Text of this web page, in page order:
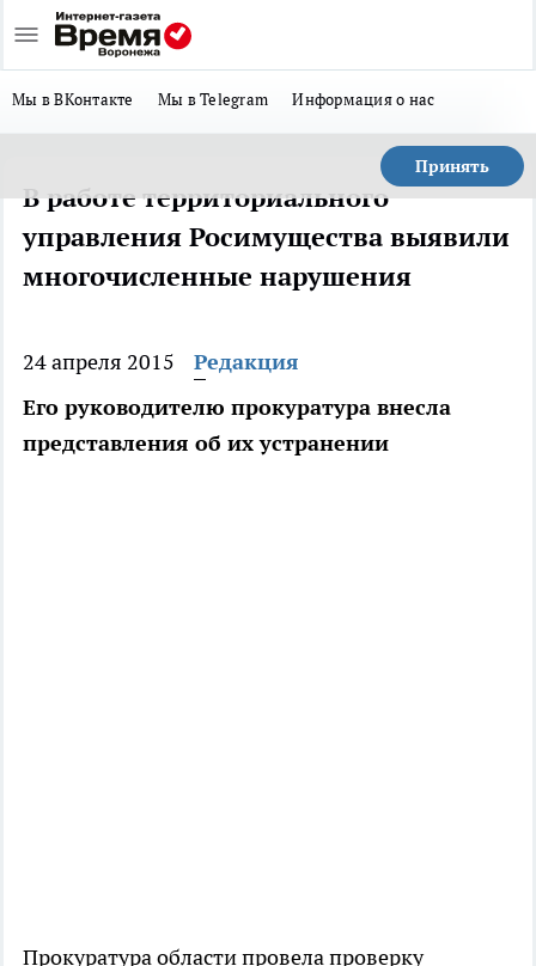
Мы в ВКонтакте Мы в Telegram Информация о нас
Принять
В работе территориального
управления Росимущества выявили
многочисленные нарушения
24 апреля 2015
Редакция
Его руководителю прокуратура внесла
представления об их устранении
Прокуратура области провела проверку